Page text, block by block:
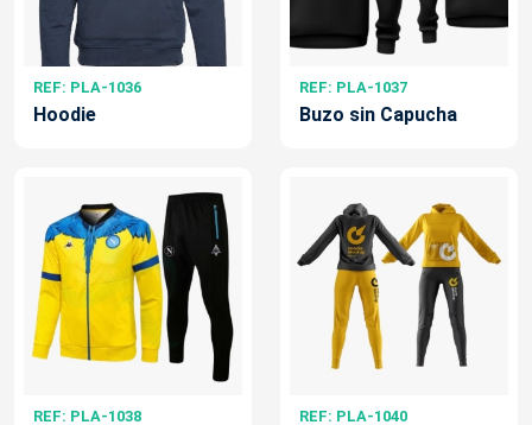
REF: PLA-1036
Hoodie
REF: PLA-1037
Buzo sin Capucha
REF: PLA-1038 REF: PLA-1040